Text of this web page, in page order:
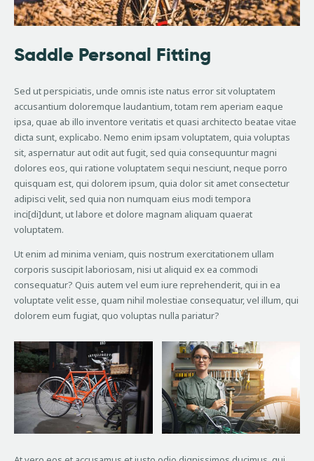
Saddle Personal Fitting
Sed ut perspiciatis, unde omnis iste natus error sit voluptatem
accusantium doloremque laudantium, totam rem aperiam eaque
ipsa, quae ab illo inventore veritatis et quasi architecto beatae vitae
dicta sunt, explicabo. Nemo enim ipsam voluptatem, quia voluptas
sit, aspernatur aut odit aut fugit, sed quia consequuntur magni
dolores eos, qui ratione voluptatem sequi nesciunt, neque porro
quisquam est, qui dolorem ipsum, quia dolor sit amet consectetur
adipisci velit, sed quia non numquam eius modi tempora
inci[di]dunt, ut labore et dolore magnam aliquam quaerat
voluptatem.
Ut enim ad minima veniam, quis nostrum exercitationem ullam
corporis suscipit laboriosam, nisi ut aliquid ex ea commodi
consequatur? Quis autem vel eum iure reprehenderit, qui in ea
voluptate velit esse, quam nihil molestiae consequatur, vel illum, qui
dolorem eum fugiat, quo voluptas nulla pariatur?